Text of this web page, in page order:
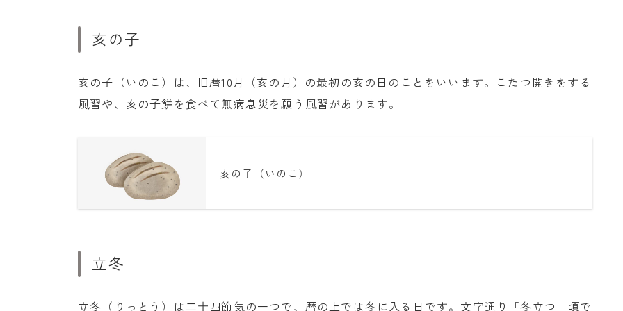
亥の子
亥の子（いのこ）は、旧暦10月（亥の月）の最初の亥の日のことをいいます。こたつ開きをする
風習や、亥の子餅を食べて無病息災を願う風習があります。
亥の子（いのこ）
立冬
立冬（りっとう）は二十四節気の一つで、暦の上では冬に入る日です。文字通り「冬立つ」頃で